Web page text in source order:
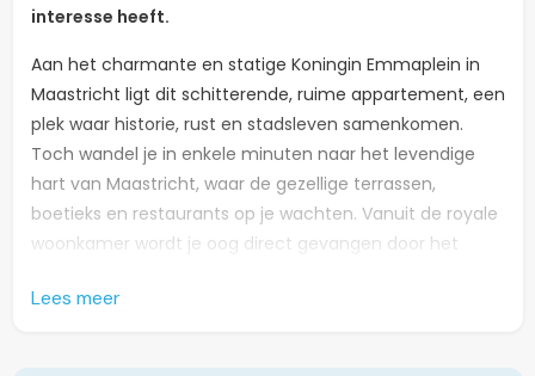
interesse heeft.
Aan het charmante en statige Koningin Emmaplein in
Maastricht ligt dit schitterende, ruime appartement, een
plek waar historie, rust en stadsleven samenkomen.
Toch wandel je in enkele minuten naar het levendige
hart van Maastricht, waar de gezellige terrassen,
boetieks en restaurants op je wachten. Vanuit de royale
woonkamer wordt je oog direct gevangen door het
een prachtig monument dat in elk seizoen en bij elk licht
Lees meer